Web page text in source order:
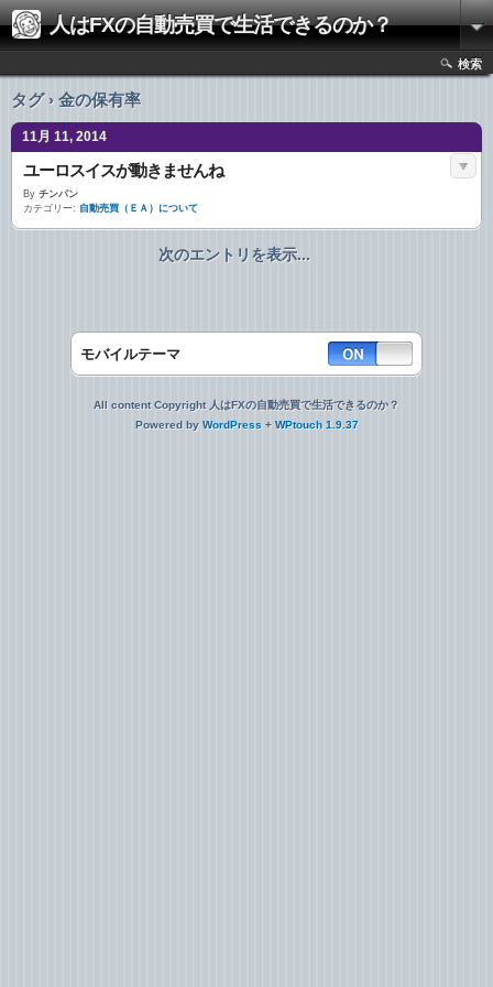
人はFXの自動売買で生活できるのか？
検索
タグ › 金の保有率
11月 11, 2014
ユーロスイスが動きませんね
By チンパン
カテゴリー: 自動売買（ＥＡ）について
次のエントリを表示...
モバイルテーマ
All content Copyright 人はFXの自動売買で生活できるのか？
Powered by WordPress + WPtouch 1.9.37